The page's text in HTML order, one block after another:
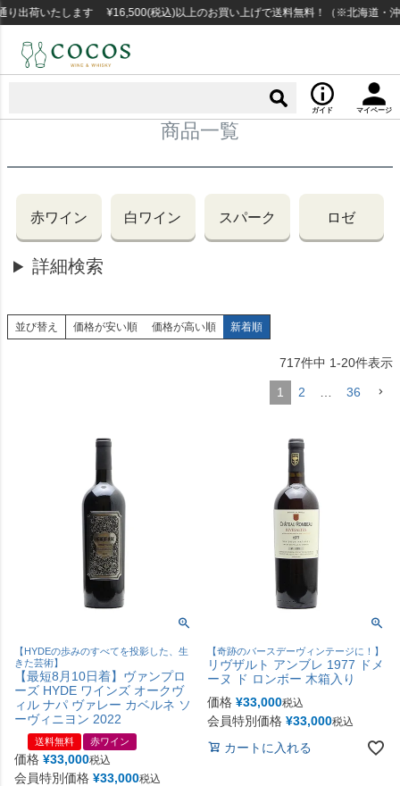
荷いたします ¥16,500(税込)以上のお買い上げで送料無料！（※北海道・沖縄
ガイド マイページ
商品一覧
赤ワイン 白ワイン スパーク ロゼ
詳細検索
並び替え 価格が安い順 価格が高い順 新着順
717件中 1-20件表示
1 2 … 36
【HYDEの歩みのすべてを投影した、生
きた芸術】
【最短8月10日着】ヴァンプロ
ーズ HYDE ワインズ オークヴ
ィル ナパ ヴァレー カベルネ ソ
ーヴィニヨン 2022
送料無料 赤ワイン
価格 ¥33,000税込
会員特別価格 ¥33,000税込
【奇跡のバースデーヴィンテージに！】
リヴザルト アンブレ 1977 ドメ
ーヌ ド ロンボー 木箱入り
価格 ¥33,000税込
会員特別価格 ¥33,000税込
カートに入れる